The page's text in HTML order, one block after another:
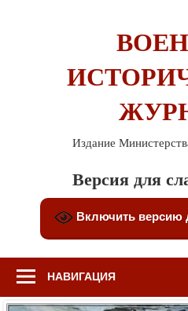
Издание
Версия для
Включить версию
НАВИГАЦИЯ